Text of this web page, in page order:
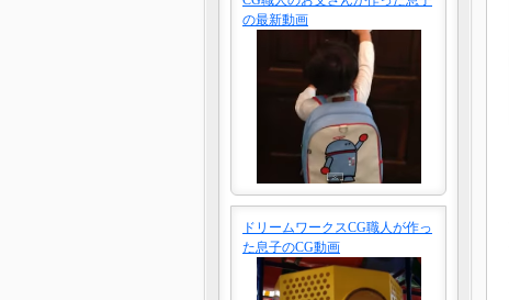
の最新動画
ドリームワークスCG職人が作っ
た息子のCG動画